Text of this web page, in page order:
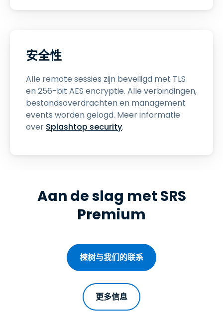
安全性
Alle remote sessies zijn beveiligd met TLS
en 256-bit AES encryptie. Alle verbindingen,
bestandsoverdrachten en management
events worden gelogd. Meer informatie
over Splashtop security.
Aan de slag met SRS
Premium
楝树与我们的联系
更多信息